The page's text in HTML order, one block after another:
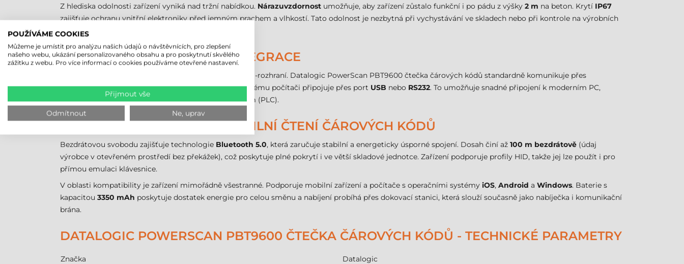
Z hlediska odolnosti zařízení vyniká nad tržní nabídkou. Nárazuvzdornost umožňuje, aby zařízení zůstalo funkční i po pádu z výšky 2 m na beton. Krytí IP67
zajišťuje ochranu vnitřní elektroniky před jemným prachem a vlhkostí. Tato odolnost je nezbytná při vychystávání ve skladech nebo při kontrole na výrobních
linkách, kde jsou náhodné pády nevyhnutelné.
PŘIPOJENÍ A SYSTÉMOVÁ INTEGRACE
Flexibilitu systémové integrace zajišťuje podpora multi-rozhraní. Datalogic PowerScan PBT9600 čtečka čárových kódů standardně komunikuje přes
Bluetoothse základnovou stanicí, která se k hostitelskému počítači připojuje přes port USB nebo RS232. To umožňuje snadné připojení k moderním PC,
starším terminálům i průmyslovým řídicím jednotkám (PLC).
BEZDRÁTOVÝ PROVOZ A MOBILNÍ ČTENÍ ČÁROVÝCH KÓDŮ
Bezdrátovou svobodu zajišťuje technologie Bluetooth 5.0, která zaručuje stabilní a energeticky úsporné spojení. Dosah činí až 100 m bezdrátově (údaj
výrobce v otevřeném prostředí bez překážek), což poskytuje plné pokrytí i ve větší skladové jednotce. Zařízení podporuje profily HID, takže jej lze použít i pro
přímou emulaci klávesnice.
V oblasti kompatibility je zařízení mimořádně všestranné. Podporuje mobilní zařízení a počítače s operačními systémy iOS, Android a Windows. Baterie s
kapacitou 3350 mAh poskytuje dostatek energie pro celou směnu a nabíjení probíhá přes dokovací stanici, která slouží současně jako nabíječka i komunikační
brána.
DATALOGIC POWERSCAN PBT9600 ČTEČKA ČÁROVÝCH KÓDŮ - TECHNICKÉ PARAMETRY
Značka
Datalogic
POUŽÍVÁME COOKIES
Můžeme je umístit pro analýzu našich údajů o návštěvnících, pro zlepšení
našeho webu, ukázání personalizovaného obsahu a pro poskytnutí skvělého
zážitku z webu. Pro více informací o cookies používáme otevřené nastavení.
Přijmout vše
Odmítnout Ne, uprav